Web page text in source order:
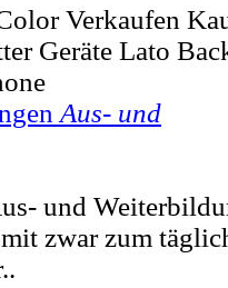
Verkaufen
Geräte Lato
Aus- und
und
zwar zum